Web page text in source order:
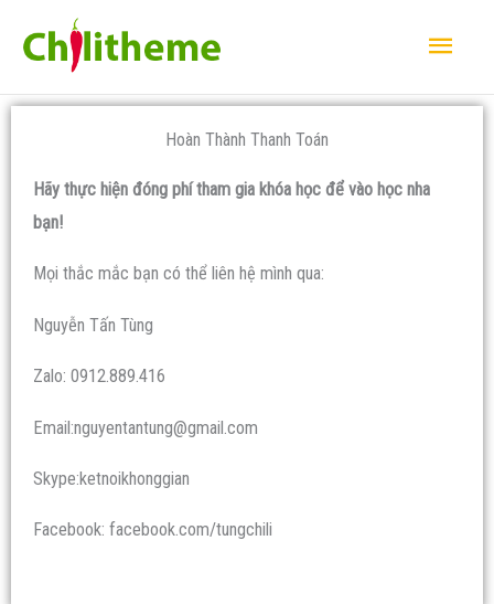
dung
Hoàn Thành Thanh Toán
Hãy thực hiện đóng phí tham gia khóa học để vào học nha
bạn!
Mọi thắc mắc bạn có thể liên hệ mình qua:
Nguyễn Tấn Tùng
Zalo: 0912.889.416
Email:nguyentantung@gmail.com
Skype:ketnoikhonggian
Facebook: facebook.com/tungchili